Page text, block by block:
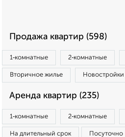
Продажа квартир (598)
1‑комнатные 2‑комнатные
Вторичное жилье Новостройки
Аренда квартир (235)
1‑комнатные 2‑комнатные
На длительный срок Посуточно